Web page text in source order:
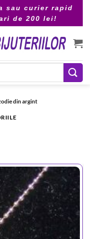
sau curier rapid
de 200 lei!
din argint